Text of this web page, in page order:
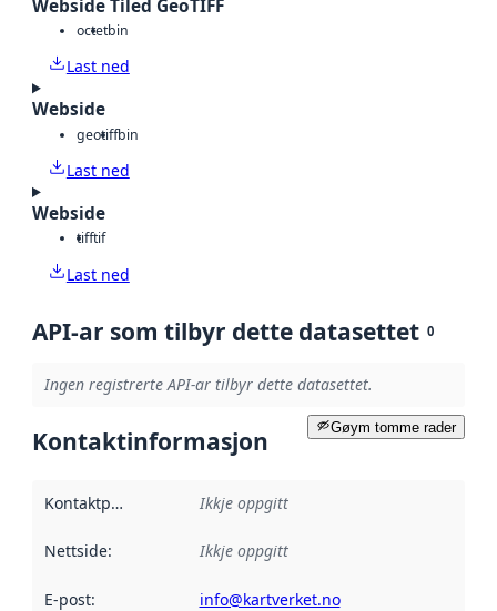
Webside Tiled GeoTIFF
octetbin
Last ned
Webside
geotiffbin
Last ned
Webside
tifftif
Last ned
API-ar som tilbyr dette datasettet 0
Ingen registrerte API-ar tilbyr dette datasettet.
Gøym tomme rader
Kontaktinformasjon
Kontaktpunkt Ikkje oppgitt
Nettside: Ikkje oppgitt
E-post: info@kartverket.no